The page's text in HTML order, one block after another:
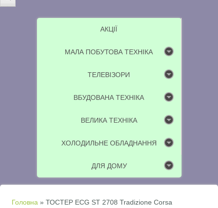
АКЦІЇ
МАЛА ПОБУТОВА ТЕХНІКА
ТЕЛЕВІЗОРИ
ВБУДОВАНА ТЕХНІКА
ВЕЛИКА ТЕХНІКА
ХОЛОДИЛЬНЕ ОБЛАДНАННЯ
ДЛЯ ДОМУ
Ви є тут
Головна » ТОСТЕР ECG ST 2708 Tradizione Corsa